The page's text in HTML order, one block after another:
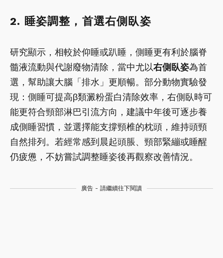
2. 睡姿調整，首選右側臥姿
研究顯示，相較於仰睡或趴睡，側睡更有利於腦脊
髓液流動與代謝廢物清除，當中尤以右側臥姿為首
選，幫助讓大腦「排水」更順暢。部分動物實驗發
現：側睡可提高β類澱粉蛋白清除效率，右側臥時可
能更符合頸部淋巴引流方向，建議中年後可逐步養
成側睡習慣，並選擇能支撐頸椎的枕頭，維持頭頸
自然排列。若經常感到晨起頭脹、頸部緊繃或睡醒
仍疲憊，不妨嘗試調整睡姿後再觀察改善情況。
廣告 - 請繼續往下閱讀